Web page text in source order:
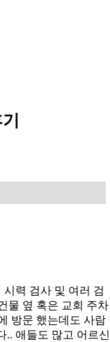
력 검사 및 여러 검
물 옆 혹은 교회 주차
방문 했는데도 사람
.. 애들도 많고 어르신